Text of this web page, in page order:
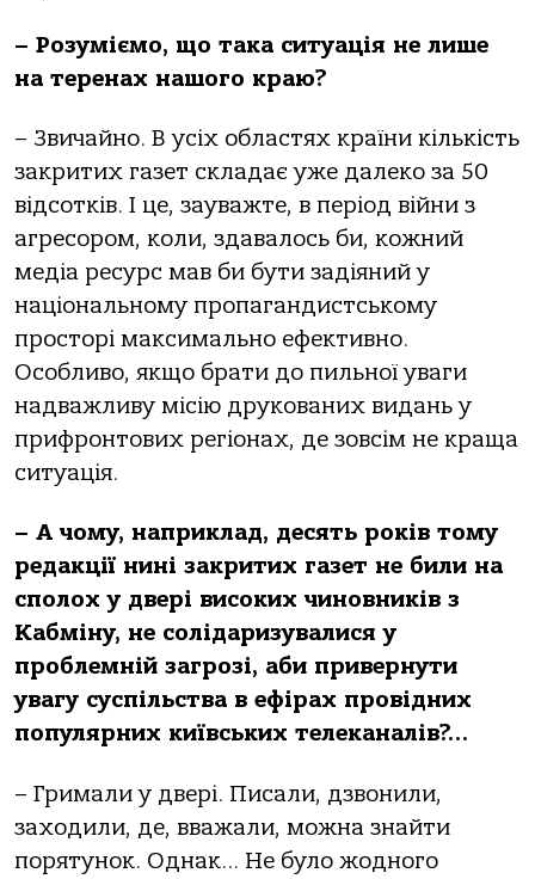
– Розуміємо, що така ситуація не лише
на теренах нашого краю?
– Звичайно. В усіх областях країни кількість
закритих газет складає уже далеко за 50
відсотків. І це, зауважте, в період війни з
агресором, коли, здавалось би, кожний
медіа ресурс мав би бути задіяний у
національному пропагандистському
просторі максимально ефективно.
Особливо, якщо брати до пильної уваги
надважливу місію друкованих видань у
прифронтових регіонах, де зовсім не краща
ситуація.
– А чому, наприклад, десять років тому
редакції нині закритих газет не били на
сполох у двері високих чиновників з
Кабміну, не солідаризувалися у
проблемній загрозі, аби привернути
увагу суспільства в ефірах провідних
популярних київських телеканалів?…
– Гримали у двері. Писали, дзвонили,
заходили, де, вважали, можна знайти
порятунок. Однак… Не було жодного